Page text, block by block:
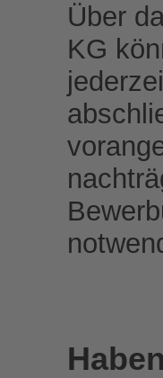
Über
KG